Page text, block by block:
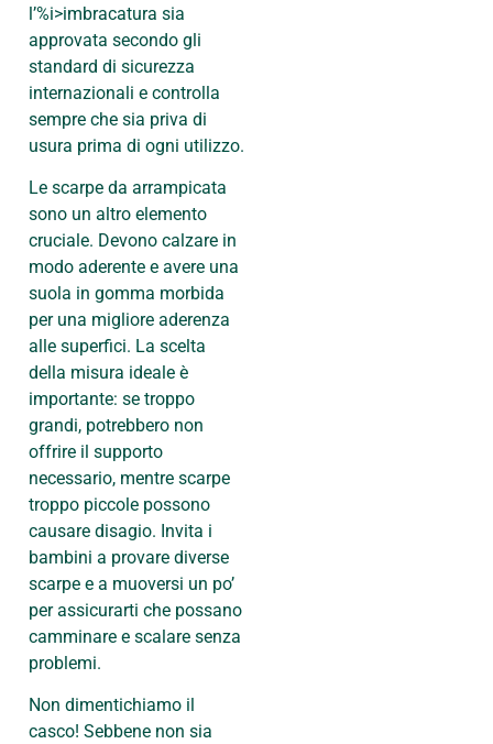
l’%i>imbracatura sia
approvata secondo gli
standard di sicurezza
internazionali e controlla
sempre che sia priva di
usura prima di ogni utilizzo.
Le scarpe da arrampicata
sono un altro elemento
cruciale. Devono calzare in
modo aderente e avere una
suola in gomma morbida
per una migliore aderenza
alle superfici. La scelta
della misura ideale è
importante: se troppo
grandi, potrebbero non
offrire il supporto
necessario, mentre scarpe
troppo piccole possono
causare disagio. Invita i
bambini a provare diverse
scarpe e a muoversi un po’
per assicurarti che possano
camminare e scalare senza
problemi.
Non dimentichiamo il
casco! Sebbene non sia